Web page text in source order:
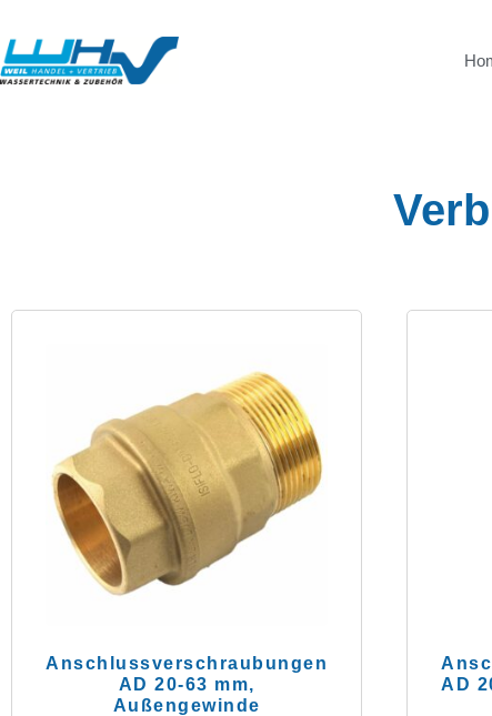
Anschlussverschraubungen
AD 20-63 mm,
Außengewinde
AD